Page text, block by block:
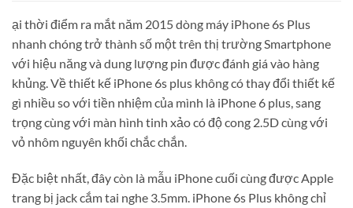
ại thời điểm ra mắt năm 2015 dòng máy iPhone 6s Plus
nhanh chóng trở thành số một trên thị trường Smartphone
với hiệu năng và dung lượng pin được đánh giá vào hàng
khủng. Về thiết kế iPhone 6s plus không có thay đổi thiết kế
gì nhiều so với tiền nhiệm của mình là iPhone 6 plus, sang
trọng cùng với màn hình tinh xảo có độ cong 2.5D cùng với
vỏ nhôm nguyên khối chắc chắn.
Đặc biệt nhất, đây còn là mẫu iPhone cuối cùng được Apple
trang bị jack cắm tai nghe 3.5mm. iPhone 6s Plus không chỉ